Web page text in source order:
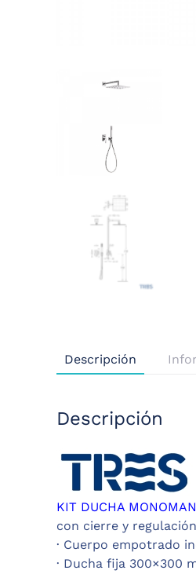
Descripción
Descripción
KIT DUCHA
con cierre y
· Cuerpo empotrado
· Ducha fija 300×300